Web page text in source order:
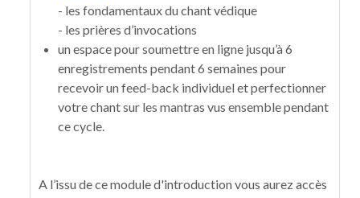
- les fondamentaux du chant védique
- les prières d’invocations
un espace pour soumettre en ligne jusqu’à 6
enregistrements pendant 6 semaines pour
recevoir un feed-back individuel et perfectionner
votre chant sur les mantras vus ensemble pendant
ce cycle.
A l’issu de ce module d'introduction vous aurez accès